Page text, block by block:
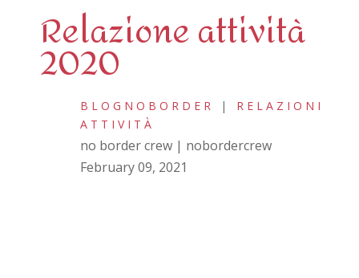
Relazione attività
2020
BLOGNOBORDER | RELAZIONI
ATTIVITÀ
no border crew | nobordercrew
February 09, 2021